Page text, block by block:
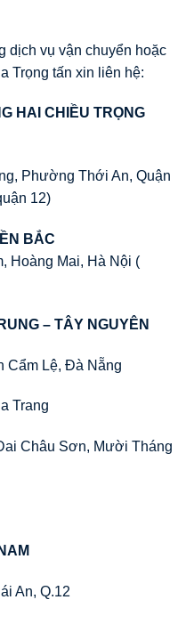
dịch vụ vận chuyển hoặc
Trọng tấn xin liên hệ:
HAI CHIỀU TRỌNG
Phường Thới An, Quận
12)
BẮC
Hoàng Mai, Hà Nội (
– TÂY NGUYÊN
Cẩm Lệ, Đà Nẵng
Trang
Châu Sơn, Mười Tháng
An, Q.12